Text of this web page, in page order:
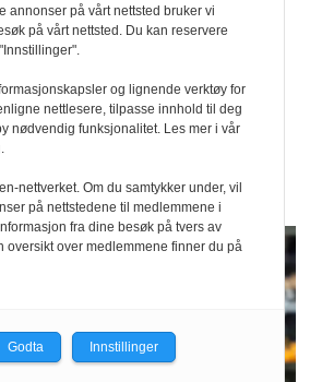
babyleaf mix
annonser på vårt nettsted bruker vi
på vårt nettsted. Du kan reservere
og lignende verktøy for
nettlesere, tilpasse innhold til deg
nødvendig funksjonalitet. Les mer i vår
nettverket. Om du samtykker under, vil
på nettstedene til medlemmene i
fra dine besøk på tvers av
oversikt over medlemmene finner du på
Godta Innstillinger